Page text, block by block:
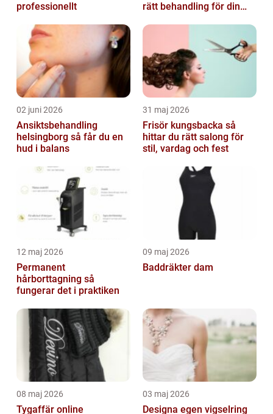
professionellt
rätt behandling för din
02 juni 2026
Ansiktsbehandling
helsingborg så får du en
hud i balans
31 maj 2026
Frisör kungsbacka så
hittar du rätt salong för
stil, vardag och fest
12 maj 2026
Permanent
hårborttagning så
fungerar det i praktiken
09 maj 2026
Baddräkter dam
08 maj 2026
Tygaffär online
03 maj 2026
Designa egen vigselring